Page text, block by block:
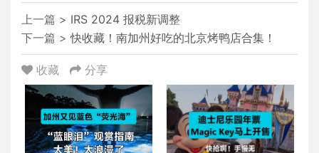
上一篇 > IRS 2024 报税新调整
下一篇 > 快收藏！南加州好吃的北京烤鸭店合集！
收藏 分享